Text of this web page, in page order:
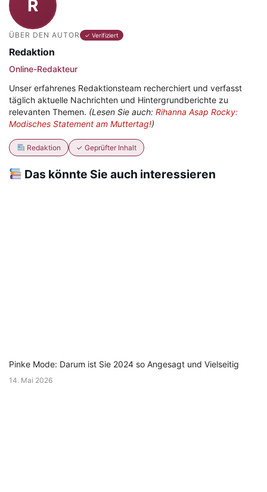
R
ÜBER DEN AUTOR ✓ Verifiziert
Redaktion
Online-Redakteur
Unser erfahrenes Redaktionsteam recherchiert und verfasst
täglich aktuelle Nachrichten und Hintergrundberichte zu
relevanten Themen. (Lesen Sie auch: Rihanna Asap Rocky:
Modisches Statement am Muttertag!)
Redaktion ✓ Geprüfter Inhalt
Das könnte Sie auch interessieren
Pinke Mode: Darum ist Sie 2024 so Angesagt und Vielseitig
14. Mai 2026